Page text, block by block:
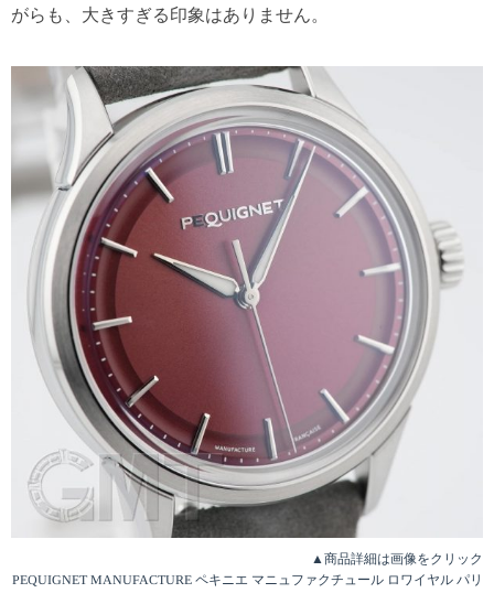
がらも、大きすぎる印象はありません。
▲商品詳細は画像をクリック
PEQUIGNET MANUFACTURE ペキニエ マニュファクチュール ロワイヤル パリ